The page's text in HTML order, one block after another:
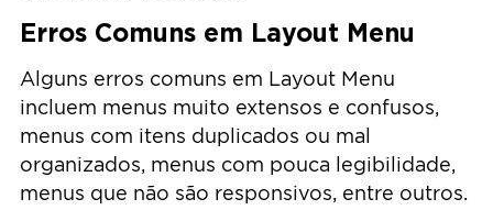
Erros Comuns em Layout Menu
Alguns erros comuns em Layout Menu
incluem menus muito extensos e confusos,
menus com itens duplicados ou mal
organizados, menus com pouca legibilidade,
menus que não são responsivos, entre outros.